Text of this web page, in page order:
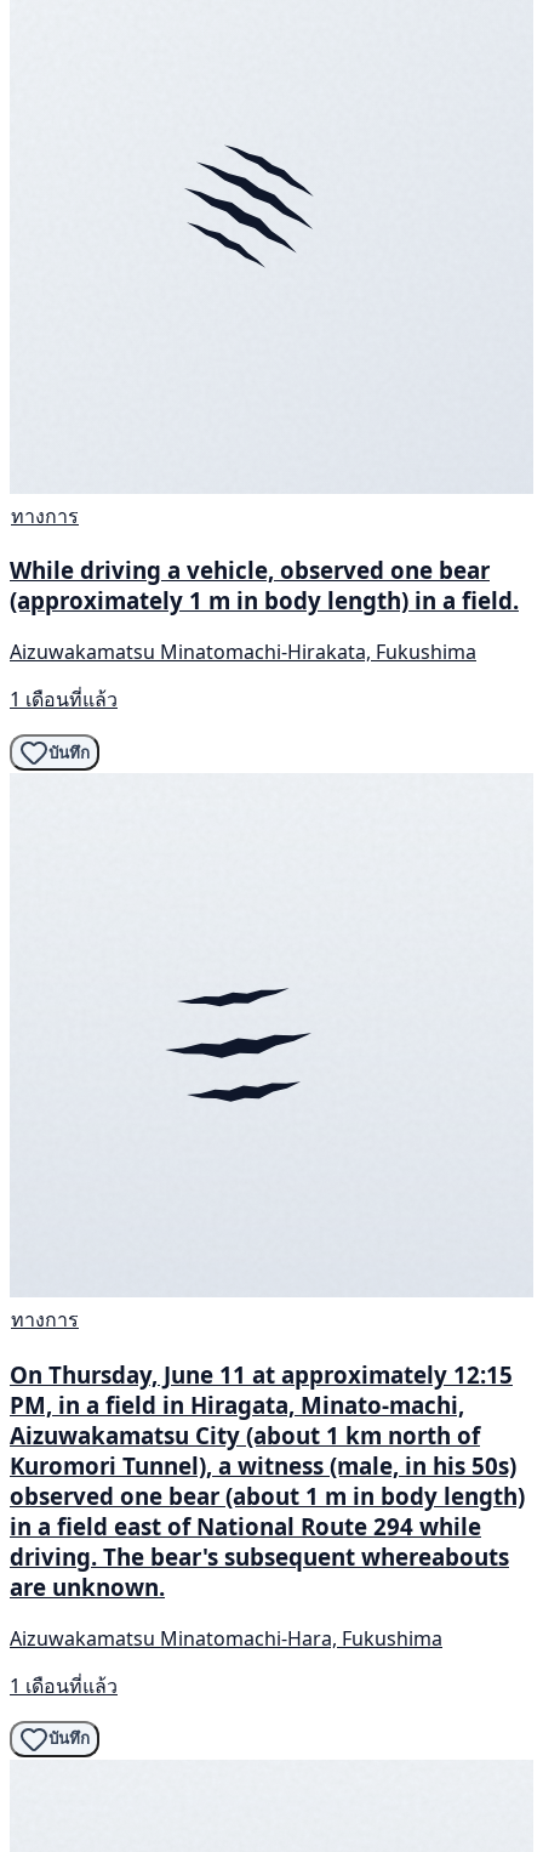
ทางการ
While driving a vehicle, observed one bear
(approximately 1 m in body length) in a field.
Aizuwakamatsu Minatomachi-Hirakata, Fukushima
1 เดือนที่แล้ว
บันทึก
ทางการ
On Thursday, June 11 at approximately 12:15
PM, in a field in Hiragata, Minato-machi,
Aizuwakamatsu City (about 1 km north of
Kuromori Tunnel), a witness (male, in his 50s)
observed one bear (about 1 m in body length)
in a field east of National Route 294 while
driving. The bear's subsequent whereabouts
are unknown.
Aizuwakamatsu Minatomachi-Hara, Fukushima
1 เดือนที่แล้ว
บันทึก